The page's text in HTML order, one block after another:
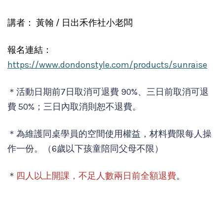
講者： 黃翰 / 日出禾作社小老闆
報名連結：
https://www.dondonstyle.com/products/sunraise
＊活動日期前7日取消可退費 90%、三日前取消可退
費 50%；三日內取消則恕不退費。
＊為維護同桌學員的空間使用權益，材料費限每人操
作一份。（6歲以下孩童陪同父母不限）
＊ 四人以上開課，不足人數兩日前全額退費。